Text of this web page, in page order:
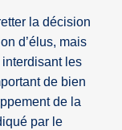
la décision
d’élus, mais
interdisant les
de bien
de la
par le